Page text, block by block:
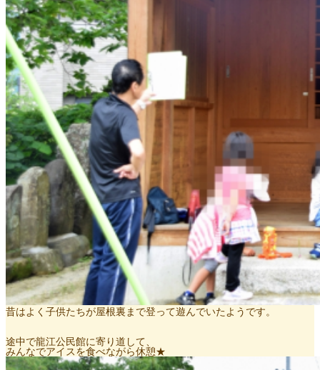
昔はよく子供たちが屋根裏まで登って遊んでいたようです。
途中で龍江公民館に寄り道して、
みんなでアイスを食べながら休憩★